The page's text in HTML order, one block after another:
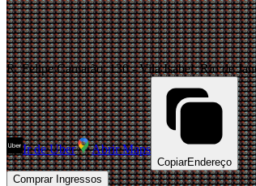
R. Felipe Camarão, 130 - Vila Isabel, Rio de
Ir de Uber Abrir Maps
CopiarEndereço
Comprar Ingressos